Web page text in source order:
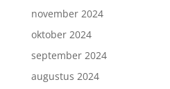
november 2024
oktober 2024
september 2024
augustus 2024